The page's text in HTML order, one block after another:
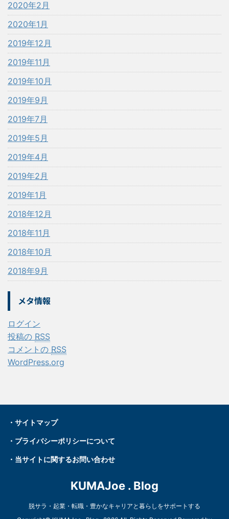
2020年2月
2020年1月
2019年12月
2019年11月
2019年10月
2019年9月
2019年7月
2019年5月
2019年4月
2019年2月
2019年1月
2018年12月
2018年11月
2018年10月
2018年9月
メタ情報
ログイン
投稿の RSS
コメントの RSS
WordPress.org
・ サイトマップ
・プライバシーポリシーについて
・ 当サイトに関するお問い合わせ
KUMAJoe . Blog
脱サラ・起業・転職・豊かなキャリアと暮らしをサポートする